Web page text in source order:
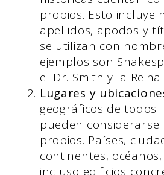
propios. Esto incluye
apellidos, apodos y
se utilizan con
ejemplos son
el Dr. Smith y la
Lugares y
geográficos de todos
pueden considerarse
propios. Países,
continentes,
incluso edificios